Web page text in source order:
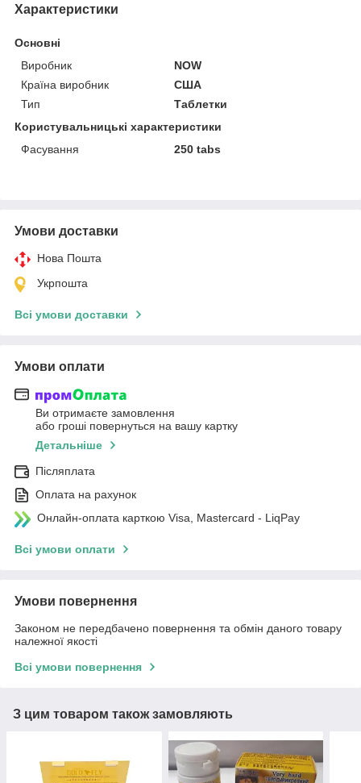
Характеристики
Основні
Виробник
NOW
Країна виробник
США
Тип
Таблетки
Користувальницькі характеристики
Фасування
250 tabs
Умови доставки
Нова Пошта
Укрпошта
Всі умови доставки
Умови оплати
Ви отримаєте замовлення
або гроші повернуться на вашу картку
Детальніше
Післяплата
Оплата на рахунок
Онлайн-оплата карткою Visa, Mastercard - LiqPay
Всі умови оплати
Умови повернення
Законом не передбачено повернення та обмін даного товару
належної якості
Всі умови повернення
З цим товаром також замовляють